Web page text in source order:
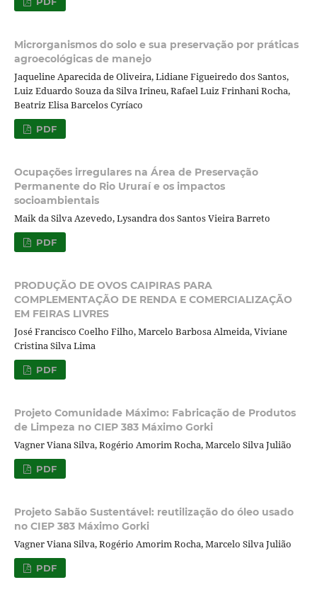
Microrganismos do solo e sua preservação por práticas
agroecológicas de manejo
Jaqueline Aparecida de Oliveira, Lidiane Figueiredo dos Santos,
Luiz Eduardo Souza da Silva Irineu, Rafael Luiz Frinhani Rocha,
Beatriz Elisa Barcelos Cyríaco
PDF
Ocupações irregulares na Área de Preservação
Permanente do Rio Ururaí e os impactos
socioambientais
Maik da Silva Azevedo, Lysandra dos Santos Vieira Barreto
PDF
PRODUÇÃO DE OVOS CAIPIRAS PARA
COMPLEMENTAÇÃO DE RENDA E COMERCIALIZAÇÃO
EM FEIRAS LIVRES
José Francisco Coelho Filho, Marcelo Barbosa Almeida, Viviane
Cristina Silva Lima
PDF
Projeto Comunidade Máximo: Fabricação de Produtos
de Limpeza no CIEP 383 Máximo Gorki
Vagner Viana Silva, Rogério Amorim Rocha, Marcelo Silva Julião
PDF
Projeto Sabão Sustentável: reutilização do óleo usado
no CIEP 383 Máximo Gorki
Vagner Viana Silva, Rogério Amorim Rocha, Marcelo Silva Julião
PDF